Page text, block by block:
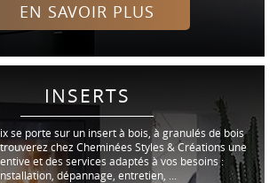
EN SAVOIR PLUS
INSERTS
se porte sur un insert à bois, à granulés de bois
chez Cheminées Styles & Créations une
et des services adaptés à vos besoins :
dépannage, entretien, ...